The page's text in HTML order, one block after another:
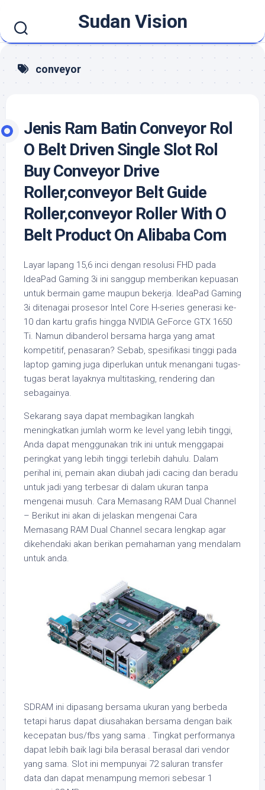
content
Sudan Vision
conveyor
Jenis Ram Batin Conveyor Rol
O Belt Driven Single Slot Rol
Buy Conveyor Drive
Roller,conveyor Belt Guide
Roller,conveyor Roller With O
Belt Product On Alibaba Com
Layar lapang 15,6 inci dengan resolusi FHD pada
IdeaPad Gaming 3i ini sanggup memberikan kepuasan
untuk bermain game maupun bekerja. IdeaPad Gaming
3i ditenagai prosesor Intel Core H-series generasi ke-
10 dan kartu grafis hingga NVIDIA GeForce GTX 1650
Ti. Namun dibanderol bersama harga yang amat
kompetitif, penasaran? Sebab, spesifikasi tinggi pada
laptop gaming juga diperlukan untuk menangani tugas-
tugas berat layaknya multitasking, rendering dan
sebagainya.
Sekarang saya dapat membagikan langkah
meningkatkan jumlah worm ke level yang lebih tinggi,
Anda dapat menggunakan trik ini untuk menggapai
peringkat yang lebih tinggi terlebih dahulu. Dalam
perihal ini, pemain akan diubah jadi cacing dan beradu
untuk jadi yang terbesar di dalam ukuran tanpa
mengenai musuh. Cara Memasang RAM Dual Channel
– Berikut ini akan di jelaskan mengenai Cara
Memasang RAM Dual Channel secara lengkap agar
dikehendaki akan berikan pemahaman yang mendalam
untuk anda.
SDRAM ini dipasang bersama ukuran yang berbeda
tetapi harus dapat diusahakan bersama dengan baik
kecepatan bus/fbs yang sama . Tingkat performanya
dapat lebih baik lagi bila berasal berasal dari vendor
yang sama. Slot ini mempunyai 72 saluran transfer
data dan dapat menampung memori sebesar 1